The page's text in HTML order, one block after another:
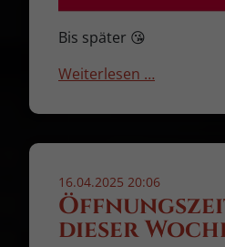
Bis später 😘
Weiterlesen …
16.04.2025 20:06
dieser